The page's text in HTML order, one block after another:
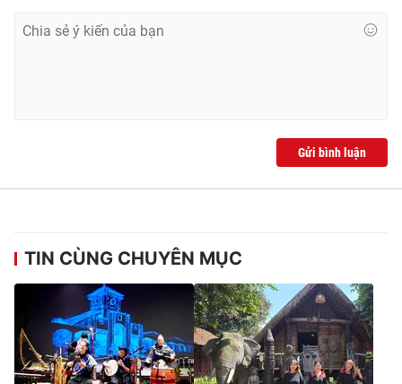
Gửi bình luận
TIN CÙNG CHUYÊN MỤC